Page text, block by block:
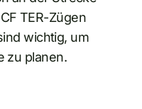
TER-Zügen
wichtig, um
zu planen.